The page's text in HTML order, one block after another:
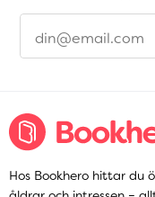
Hos Bookhero hittar du